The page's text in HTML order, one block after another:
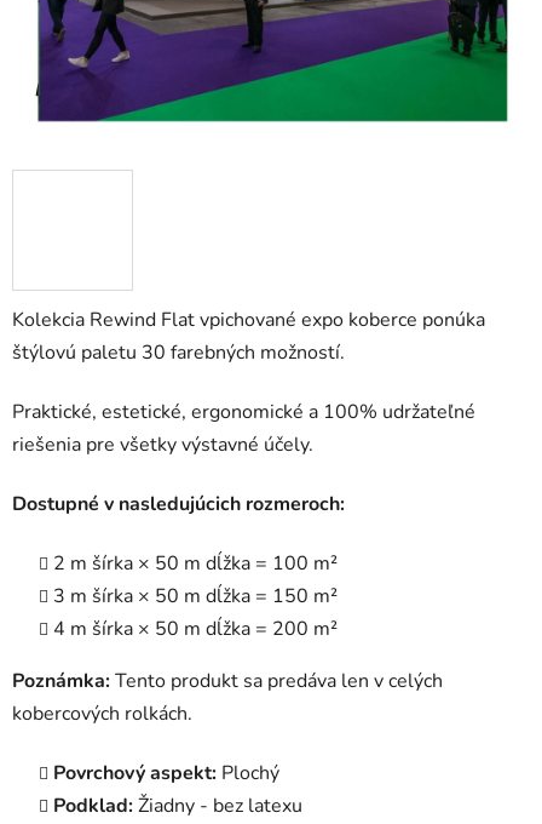
Kolekcia Rewind Flat vpichované expo koberce ponúka
štýlovú paletu 30 farebných možností.
Praktické, estetické, ergonomické a 100% udržateľné
riešenia pre všetky výstavné účely.
Dostupné v nasledujúcich rozmeroch:
2 m šírka × 50 m dĺžka = 100 m²
3 m šírka × 50 m dĺžka = 150 m²
4 m šírka × 50 m dĺžka = 200 m²
Poznámka:Tento produkt sa predáva len v celých
kobercových rolkách.
Povrchový aspekt: Plochý
Podklad:Žiadny - bez latexu